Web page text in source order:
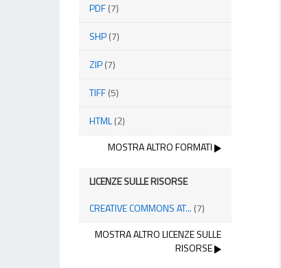
PDF(7)
SHP(7)
ZIP(7)
TIFF(5)
HTML(2)
MOSTRA ALTRO FORMATI
LICENZE SULLE RISORSE
CREATIVE COMMONS AT... (7)
MOSTRA ALTRO LICENZE SULLE
RISORSE